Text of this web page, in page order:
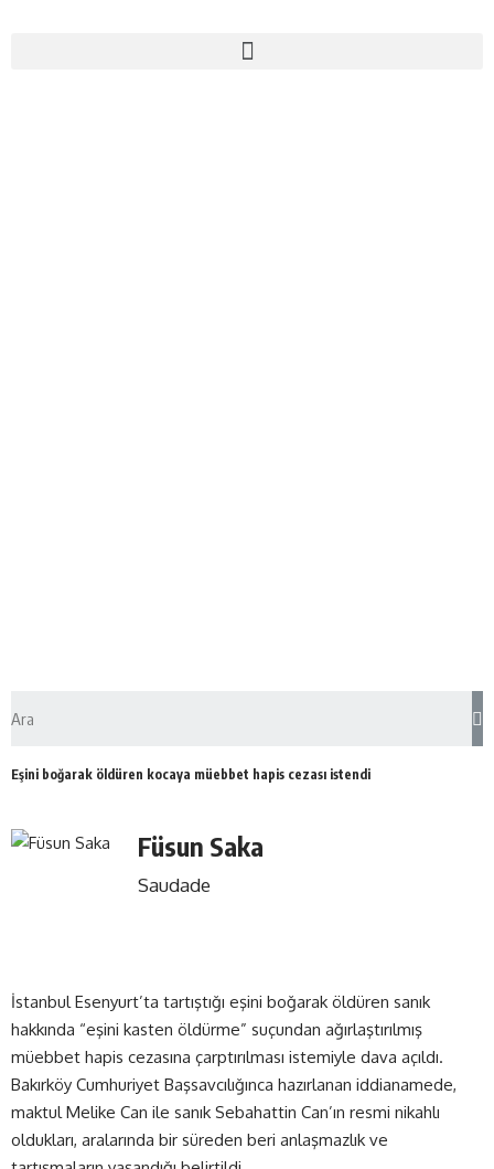
Eşini boğarak öldüren kocaya müebbet hapis cezası istendi
Füsun Saka
Saudade
İstanbul Esenyurt’ta tartıştığı eşini boğarak öldüren sanık
hakkında “eşini kasten öldürme” suçundan ağırlaştırılmış
müebbet hapis cezasına çarptırılması istemiyle dava açıldı.
Bakırköy Cumhuriyet Başsavcılığınca hazırlanan iddianamede,
maktul Melike Can ile sanık Sebahattin Can’ın resmi nikahlı
oldukları, aralarında bir süreden beri anlaşmazlık ve